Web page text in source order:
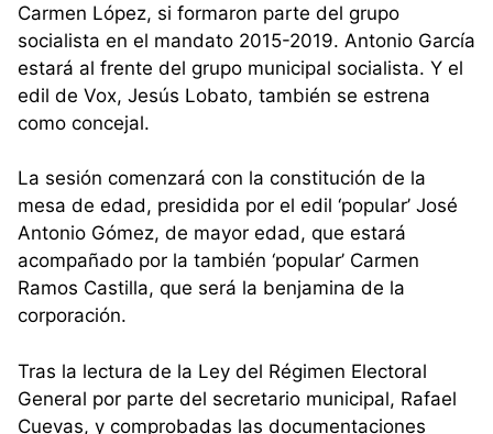
Carmen López, si formaron parte del grupo
socialista en el mandato 2015-2019. Antonio García
estará al frente del grupo municipal socialista. Y el
edil de Vox, Jesús Lobato, también se estrena
como concejal.
La sesión comenzará con la constitución de la
mesa de edad, presidida por el edil ‘popular’ José
Antonio Gómez, de mayor edad, que estará
acompañado por la también ‘popular’ Carmen
Ramos Castilla, que será la benjamina de la
corporación.
Tras la lectura de la Ley del Régimen Electoral
General por parte del secretario municipal, Rafael
Cuevas, y comprobadas las documentaciones